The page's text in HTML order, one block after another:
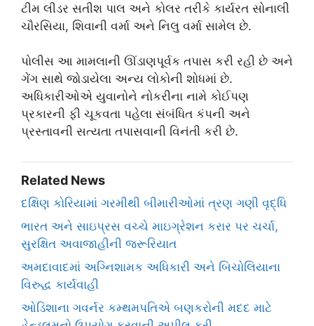
ટીમ લીડર સતીશ પાલ અને કોલર તરીકે કાર્યરત સોનાલી
ચૌરસિયા, શિવાની વર્મા અને નિલુ વર્મા સામેલ છે.
પોલીસ આ મામલાની ઊંડાણપૂર્વક તપાસ કરી રહી છે અને
ગેંગ સાથે જોડાયેલા અન્ય લોકોની શોધમાં છે.
અધિકારીઓએ યુવાનોને નોકરીના નામે કોઈપણ
પ્રકારની ફી ચૂકવતા પહેલા સંબંધિત કંપની અને
પ્રસ્તાવની સત્યતા તપાસવાની વિનંતી કરી છે.
Related News
દક્ષિણ કોરિયામાં ગરમીથી બીમારીઓમાં ત્રણ ગણી વૃદ્ધિ
ભારત અને સાઇપ્રસ વચ્ચે માઇગ્રેશન કરાર પર ચર્ચા,
સુરક્ષિત અવાજાહીની જરૂરિયાત
અમદાવાદમાં અગ્નિશામક અધિકારી અને બિચોલિયાના
વિરુદ્ધ કાર્યવાહી
ઓડિશાના ગવર્નર કમ્થમપતિએ બણકરોની મદદ માટે